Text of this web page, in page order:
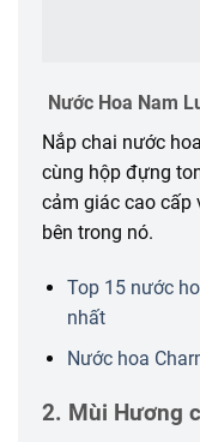
Nước Hoa Nam
Nắp chai nước
cùng hộp đựng
cảm giác cao cấp
bên trong nó.
Top 15 nước
nhất
Nước hoa
2. Mùi Hương